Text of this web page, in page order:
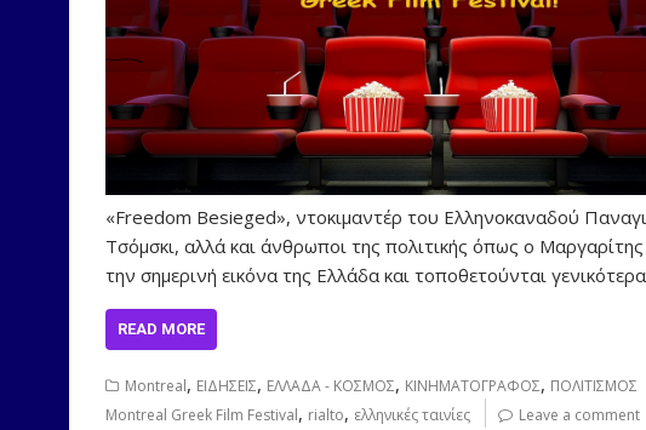
«Freedom Besieged», ντοκιμαντέρ του Ελληνοκαναδού
Τσόμσκι, αλλά και άνθρωποι της πολιτικής όπως o
την σημερινή εικόνα της Ελλάδα και τοποθετούνται
READ MORE
Montreal, ΕΙΔΗΣΕΙΣ, ΕΛΛΑΔΑ - ΚΟΣΜΟΣ, ΚΙΝΗΜΑΤΟΓΡΑΦΟΣ, ΠΟΛΙΤΙΣΜΟΣ
Montreal Greek Film Festival, rialto, ελληνικές ταινίες Leave a comment